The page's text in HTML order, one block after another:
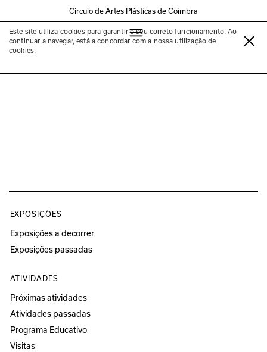
Círculo de Artes Plásticas de Coimbra
Este site utiliza cookies para garantir o seu correto funcionamento. Ao
continuar a navegar, está a concordar com a nossa utilização de
cookies.
Ana Sofia Meira
EXPOSIÇÕES
Exposições a decorrer
Exposições passadas
ATIVIDADES
Próximas atividades
Atividades passadas
Programa Educativo
Visitas